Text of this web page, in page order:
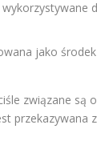
jako
związane są
przekazywana